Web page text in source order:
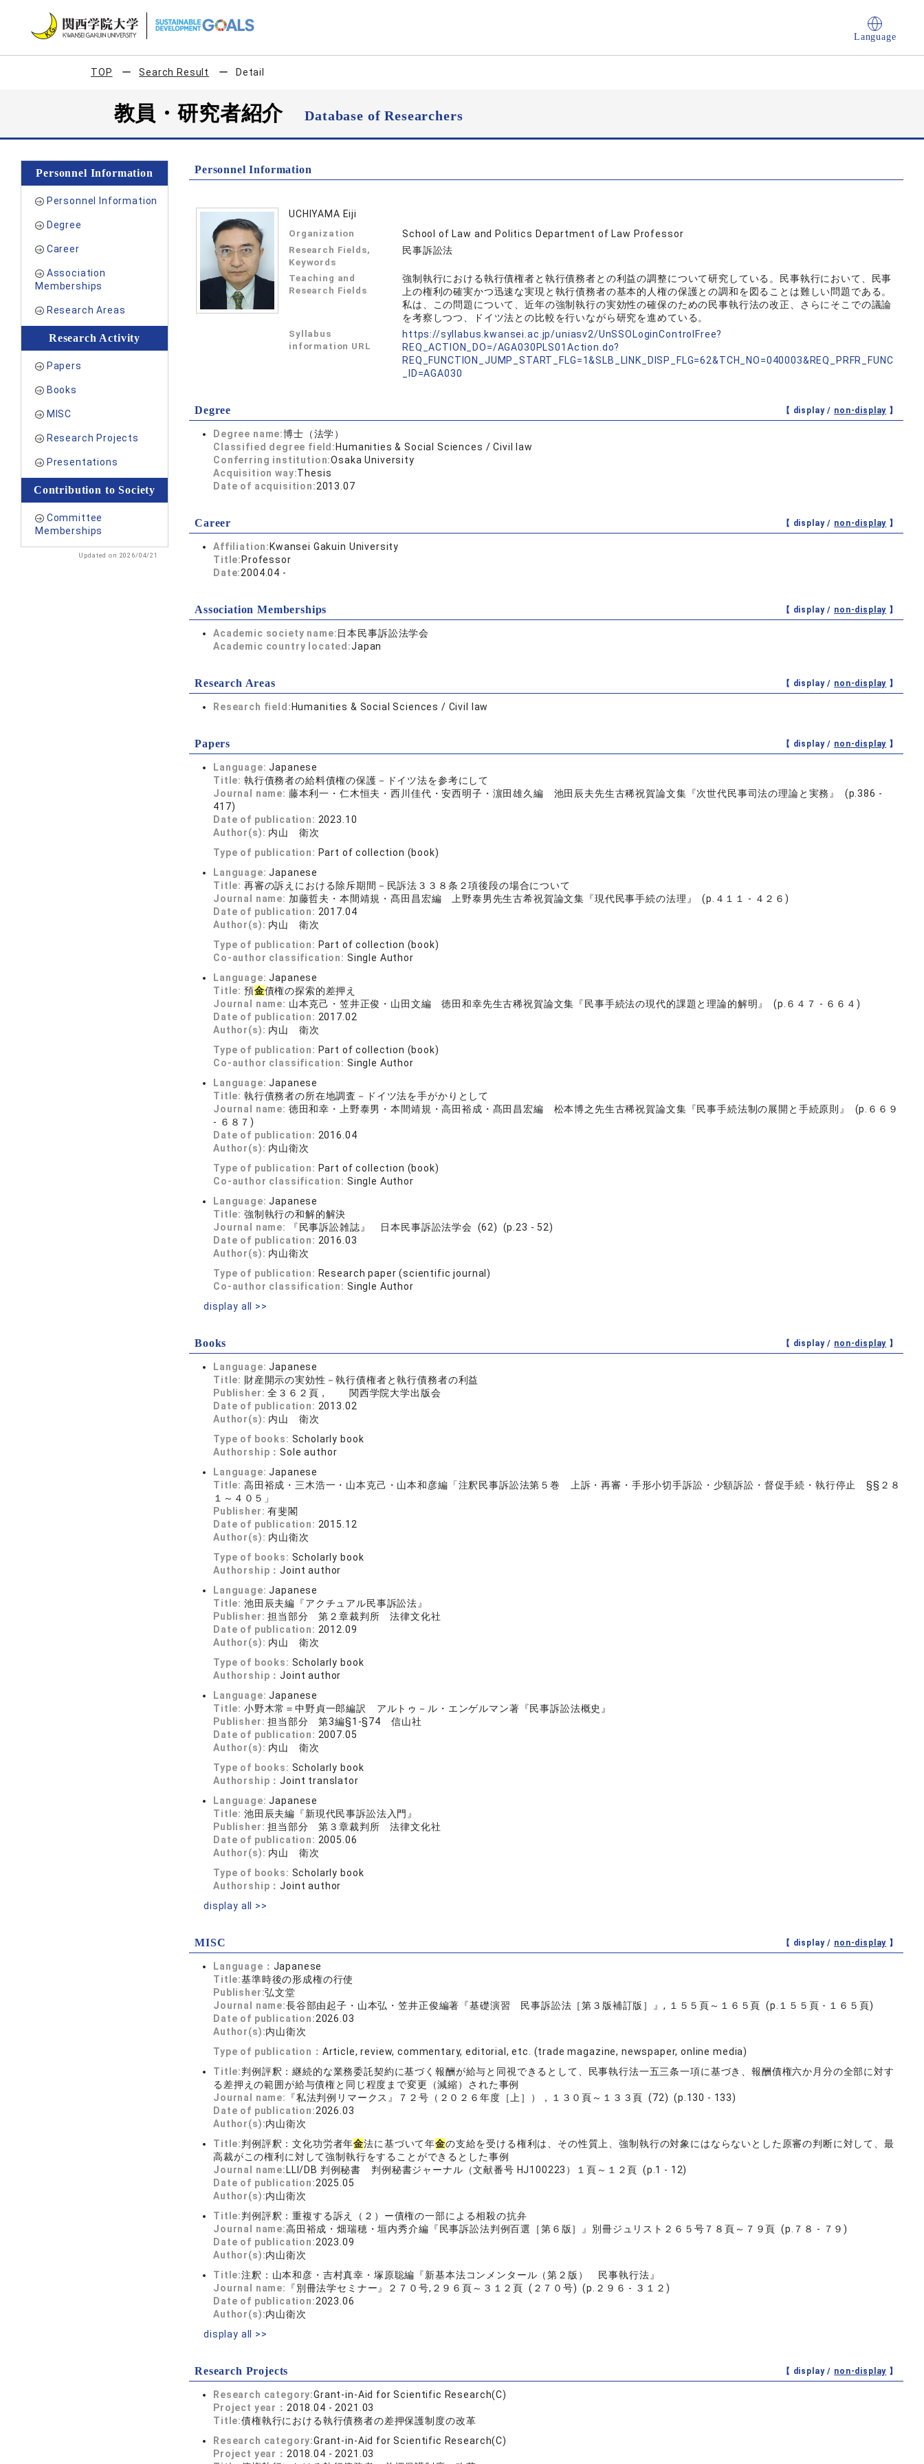
Language
TOP Search Result Detail
教員・研究者紹介Database of Researchers
Personnel Information
Personnel Information
Degree
Career
Association
Memberships
Research Areas
Research Activity
Papers
Books
MISC
Research Projects
Presentations
Contribution to Society
Committee
Memberships
Updated on 2026/04/21
Personnel Information
UCHIYAMA Eiji
Organization School of Law and Politics Department of Law Professor
Research Fields,
Keywords
民事訴訟法
Teaching and
Research Fields
強制執行における執行債権者と執行債務者との利益の調整について研究している。民事執行において、民事
上の権利の確実かつ迅速な実現と執行債務者の基本的人権の保護との調和を図ることは難しい問題である。
私は、この問題について、近年の強制執行の実効性の確保のための民事執行法の改正、さらにそこでの議論
を考察しつつ、ドイツ法との比較を行いながら研究を進めている。
Syllabus
information URL
https://syllabus.kwansei.ac.jp/uniasv2/UnSSOLoginControlFree?
REQ_ACTION_DO=/AGA030PLS01Action.do?
REQ_FUNCTION_JUMP_START_FLG=1&SLB_LINK_DISP_FLG=62&TCH_NO=040003&REQ_PRFR_FUNC
_ID=AGA030
Degree 【 display / non-display 】
Degree name:博士（法学）
Classified degree field: Humanities & Social Sciences / Civil law
Conferring institution:Osaka University
Acquisition way:Thesis
Date of acquisition:2013.07
Career 【 display / non-display 】
Affiliation: Kwansei Gakuin University
Title: Professor
Date:2004.04 -
Association Memberships 【 display / non-display 】
Academic society name:日本民事訴訟法学会
Academic country located:Japan
Research Areas 【 display / non-display 】
Research field: Humanities & Social Sciences / Civil law
Papers 【 display / non-display 】
Language:Japanese
Title: 執行債務者の給料債権の保護－ドイツ法を参考にして
Journal name: 藤本利一・仁木恒夫・西川佳代・安西明子・濵田雄久編 池田辰夫先生古稀祝賀論文集『次世代民事司法の理論と実務』 (p.386 -
417)
Date of publication: 2023.10
Author(s): 内山 衛次
Type of publication: Part of collection (book)
Language:Japanese
Title: 再審の訴えにおける除斥期間－民訴法３３８条２項後段の場合について
Journal name: 加藤哲夫・本間靖規・髙田昌宏編 上野泰男先生古希祝賀論文集『現代民事手続の法理』 (p.４１１ - ４２６)
Date of publication: 2017.04
Author(s): 内山 衛次
Type of publication: Part of collection (book)
Co-author classification: Single Author
Language:Japanese
Title: 預金債権の探索的差押え
Journal name: 山本克己・笠井正俊・山田文編 徳田和幸先生古稀祝賀論文集『民事手続法の現代的課題と理論的解明』 (p.６４７ - ６６４)
Date of publication: 2017.02
Author(s): 内山 衛次
Type of publication: Part of collection (book)
Co-author classification: Single Author
Language:Japanese
Title: 執行債務者の所在地調査－ドイツ法を手がかりとして
Journal name: 徳田和幸・上野泰男・本間靖規・高田裕成・髙田昌宏編 松本博之先生古稀祝賀論文集『民事手続法制の展開と手続原則』 (p.６６９
- ６８７)
Date of publication: 2016.04
Author(s): 内山衛次
Type of publication: Part of collection (book)
Co-author classification: Single Author
Language:Japanese
Title: 強制執行の和解的解決
Journal name:
『民事訴訟雑誌』 日本民事訴訟法学会 (62) (p.23 - 52)
Date of publication: 2016.03
Author(s): 内山衛次
Type of publication: Research paper (scientific journal)
Co-author classification: Single Author
display all >>
Books 【 display / non-display 】
Language:Japanese
Title: 財産開示の実効性－執行債権者と執行債務者の利益
Publisher:全３６２頁， 関西学院大学出版会
Date of publication: 2013.02
Author(s): 内山 衛次
Type of books: Scholarly book
Authorship：Sole author
Language:Japanese
Title: 高田裕成・三木浩一・山本克己・山本和彦編「注釈民事訴訟法第５巻 上訴・再審・手形小切手訴訟・少額訴訟・督促手続・執行停止 §§２８
１～４０５」
Publisher:有斐閣
Date of publication: 2015.12
Author(s): 内山衛次
Type of books: Scholarly book
Authorship：Joint author
Language:Japanese
Title: 池田辰夫編『アクチュアル民事訴訟法』
Publisher:担当部分 第２章裁判所 法律文化社
Date of publication: 2012.09
Author(s): 内山 衛次
Type of books: Scholarly book
Authorship：Joint author
Language:Japanese
Title: 小野木常＝中野貞一郎編訳 アルトゥ－ル・エンゲルマン著『民事訴訟法概史』
Publisher:担当部分 第3編§1-§74 信山社
Date of publication: 2007.05
Author(s): 内山 衛次
Type of books: Scholarly book
Authorship：Joint translator
Language:Japanese
Title: 池田辰夫編『新現代民事訴訟法入門』
Publisher:担当部分 第３章裁判所 法律文化社
Date of publication: 2005.06
Author(s): 内山 衛次
Type of books: Scholarly book
Authorship：Joint author
display all >>
MISC 【 display / non-display 】
Language： Japanese
Title:基準時後の形成権の行使
Publisher:弘文堂
Journal name:長谷部由起子・山本弘・笠井正俊編著『基礎演習 民事訴訟法［第３版補訂版］』, １５５頁～１６５頁 (p.１５５頁 - １６５頁)
Date of publication:2026.03
Author(s):内山衛次
Type of publication： Article, review, commentary, editorial, etc. (trade magazine, newspaper, online media)
Title:判例評釈：継続的な業務委託契約に基づく報酬が給与と同視できるとして、民事執行法一五三条一項に基づき、報酬債権六か月分の全部に対す
る差押えの範囲が給与債権と同じ程度まで変更（減縮）された事例
Journal name:
『私法判例リマークス』７２号（２０２６年度［上］），１３０頁～１３３頁 (72) (p.130 - 133)
Date of publication:2026.03
Author(s):内山衛次
Title:判例評釈：文化功労者年金法に基づいて年金の支給を受ける権利は、その性質上、強制執行の対象にはならないとした原審の判断に対して、最
高裁がこの権利に対して強制執行をすることができるとした事例
Journal name: LLI/DB 判例秘書 判例秘書ジャーナル（文献番号 HJ100223）１頁～１２頁 (p.1 - 12)
Date of publication:2025.05
Author(s):内山衛次
Title:判例評釈：重複する訴え（２）ー債権の一部による相殺の抗弁
Journal name:高田裕成・畑瑞穂・垣内秀介編『民事訴訟法判例百選［第６版］』別冊ジュリスト２６５号７８頁～７９頁 (p.７８ - ７９)
Date of publication:2023.09
Author(s):内山衛次
Title:注釈：山本和彦・吉村真幸・塚原聡編『新基本法コンメンタール（第２版） 民事執行法』
Journal name:
『別冊法学セミナー』２７０号,２９６頁～３１２頁 (２７０号) (p.２９６ - ３１２)
Date of publication:2023.06
Author(s):内山衛次
display all >>
Research Projects 【 display / non-display 】
Research category:Grant-in-Aid for Scientific Research(C)
Project year： 2018.04 - 2021.03
Title:債権執行における執行債務者の差押保護制度の改革
Research category:Grant-in-Aid for Scientific Research(C)
Project year： 2018.04 - 2021.03